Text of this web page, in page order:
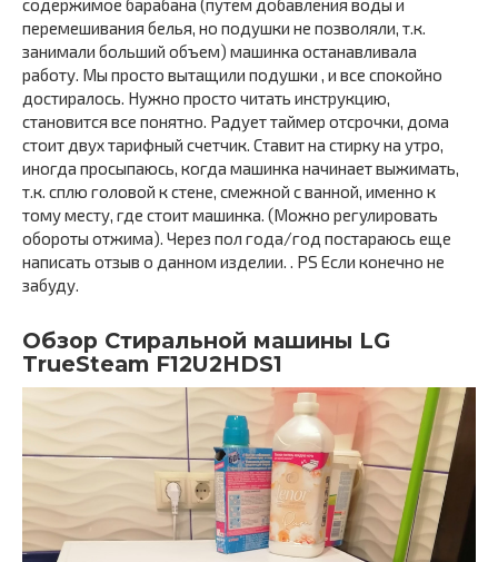
содержимое барабана (путем добавления воды и
перемешивания белья, но подушки не позволяли, т.к.
занимали больший объем) машинка останавливала
работу. Мы просто вытащили подушки , и все спокойно
достиралось. Нужно просто читать инструкцию,
становится все понятно. Радует таймер отсрочки, дома
стоит двух тарифный счетчик. Ставит на стирку на утро,
иногда просыпаюсь, когда машинка начинает выжимать,
т.к. сплю головой к стене, смежной с ванной, именно к
тому месту, где стоит машинка. (Можно регулировать
обороты отжима). Через пол года/год постараюсь еще
написать отзыв о данном изделии. . PS Если конечно не
забуду.
Обзор Cтиральной машины LG
TrueSteam F12U2HDS1